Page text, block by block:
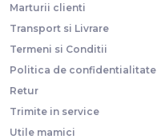
Marturii clienti
Transport si Livrare
Termeni si Conditii
Politica de confidentialitate
Retur
Trimite in service
Utile mamici